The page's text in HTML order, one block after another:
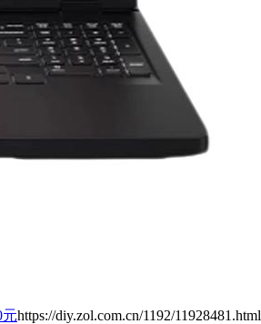
元https://diy.zol.com.cn/1192/11928481.html